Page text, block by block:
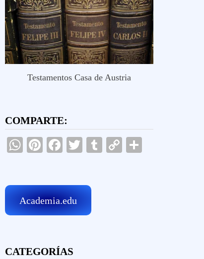
Testamentos Casa de Austria
COMPARTE:
WhatsApp
Pinterest
Facebook
TwitterTumblr
Copy
Academia.edu
CATEGORÍAS